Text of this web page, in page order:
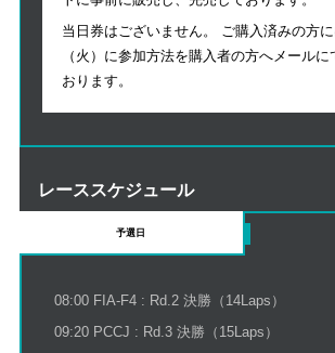
当日券はございません。 ご購入済みの方に
（火）に参加方法を購入者の方へメールに
おります。
レーススケジュール
予選日
08:00 FIA-F4 : Rd.2 決勝（14Laps）
09:20 PCCJ : Rd.3 決勝（15Laps）